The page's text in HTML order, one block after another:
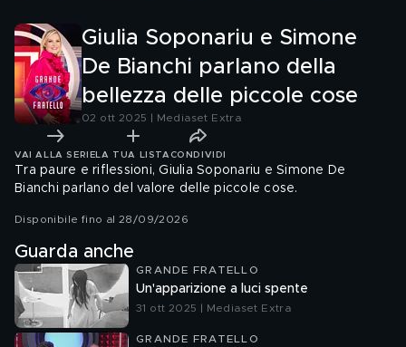
Giulia Soponariu e Simone
De Bianchi parlano della
bellezza delle piccole cose
02 ott 2025 | Mediaset Extra
VAI ALLA SERIE LA TUA LISTA CONDIVIDI
Tra paure e riflessioni, Giulia Soponariu e Simone De
Bianchi parlano del valore delle piccole cose.
Disponibile fino al 28/09/2026
Guarda anche
GRANDE FRATELLO
Un'apparizione a luci spente
31 ott 2025 | Mediaset Extra
GRANDE FRATELLO